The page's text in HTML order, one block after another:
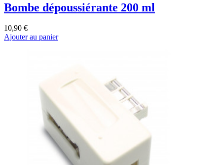
Bombe dépoussiérante 200 ml
10,90 €
Ajouter au panier